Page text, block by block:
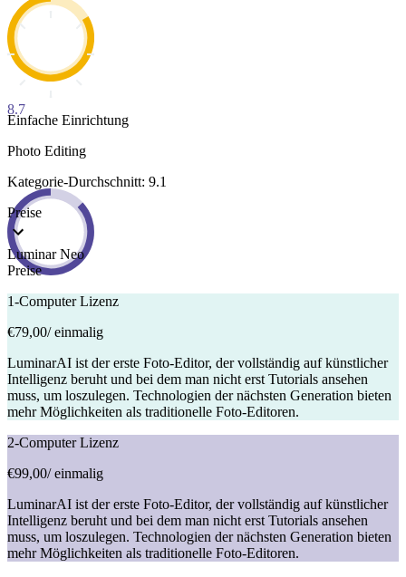
8.7
Einfache Einrichtung
Photo Editing
Kategorie-Durchschnitt: 9.1
Preise
Luminar Neo
Preise
1-Computer Lizenz
€79,00/ einmalig
LuminarAI ist der erste Foto-Editor, der vollständig auf künstlicher
Intelligenz beruht und bei dem man nicht erst Tutorials ansehen
muss, um loszulegen. Technologien der nächsten Generation bieten
mehr Möglichkeiten als traditionelle Foto-Editoren.
2-Computer Lizenz
€99,00/ einmalig
LuminarAI ist der erste Foto-Editor, der vollständig auf künstlicher
Intelligenz beruht und bei dem man nicht erst Tutorials ansehen
muss, um loszulegen. Technologien der nächsten Generation bieten
mehr Möglichkeiten als traditionelle Foto-Editoren.